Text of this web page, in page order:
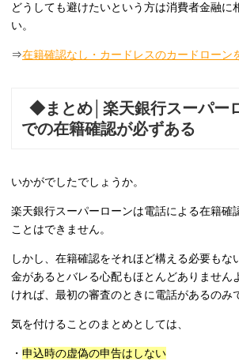
どうしても避けたいという方は消費者金融に
い。
⇒在籍確認なし・カードレスのカードローン
◆まとめ│楽天銀行スーパー
での在籍確認が必ずある
いかがでしたでしょうか。
楽天銀行スーパーローンは電話による在籍確
ことはできません。
しかし、在籍確認をそれほど構える必要もな
金があるとバレる心配もほとんどありません
ければ、最初の審査のときに電話があるのみ
気を付けることのまとめとしては、
・ 申込時の虚偽の申告はしない